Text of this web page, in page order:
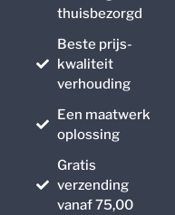
thuisbezorgd
Beste prijs-
kwaliteit
verhouding
Een maatwerk
oplossing
Gratis
verzending
vanaf 75,00